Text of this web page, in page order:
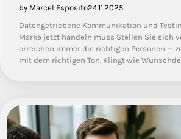
by Marcel Esposito24.11.2025
Datengetriebene Kommunikation und
Marke jetzt handeln muss Stellen Sie sich
erreichen immer die richtigen Personen —
mit dem richtigen Ton. Klingt wie